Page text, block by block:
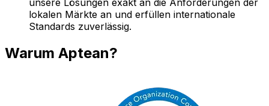
lokalen Märkte an und erfüllen internationale
Standards zuverlässig.
Warum Aptean?